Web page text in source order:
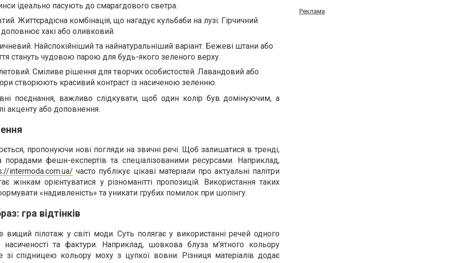
ідеально пасують до смарагдового светра.
Життєрадісна комбінація, що нагадує кульбаби на лузі. Гірчичний
доповнює хакі або оливковий.
Найспокійніший та найнатуральніший варіант. Бежеві штани або
стануть чудовою парою для будь-якого зеленого верху.
Сміливе рішення для творчих особистостей. Лавандовий або
створюють красивий контраст із насиченою зеленню.
поєднання, важливо слідкувати, щоб один колір був домінуючим, а
акценту або доповнення.
пропонуючи нові погляди на звичні речі. Щоб залишатися в тренді,
порадами фешн-експертів та спеціалізованими ресурсами. Наприклад,
intermoda.com.ua/ часто публікує цікаві матеріали про актуальні палітри
жінкам орієнтуватися у різноманітті пропозицій. Використання таких
«надивленість» та уникати грубих помилок при шопінгу.
гра відтінків
пілотаж у світі моди. Суть полягає у використанні речей одного
насиченості та фактури. Наприклад, шовкова блуза м'ятного кольору
зі спідницею кольору моху з цупкої вовни. Різниця матеріалів додає
Реклама